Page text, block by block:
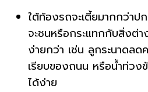
ใต้ท้องรถจะเตี้ยมากกว่า
จะชนหรือกระแทกกับสิ่งต่
ง่ายกว่า เช่น ลูกระนาดลด
เรียบของถนน หรือน้ำท่วง
ได้ง่าย